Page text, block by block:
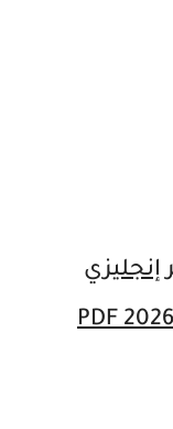
الصف الثاني الإعدادي ترم أول 2026 PDF